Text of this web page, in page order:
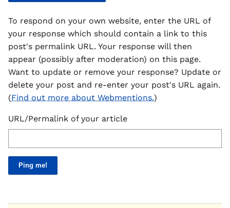
To respond on your own website, enter the URL of
your response which should contain a link to this
post's permalink URL. Your response will then
appear (possibly after moderation) on this page.
Want to update or remove your response? Update or
delete your post and re-enter your post's URL again.
(Find out more about Webmentions.)
URL/Permalink of your article